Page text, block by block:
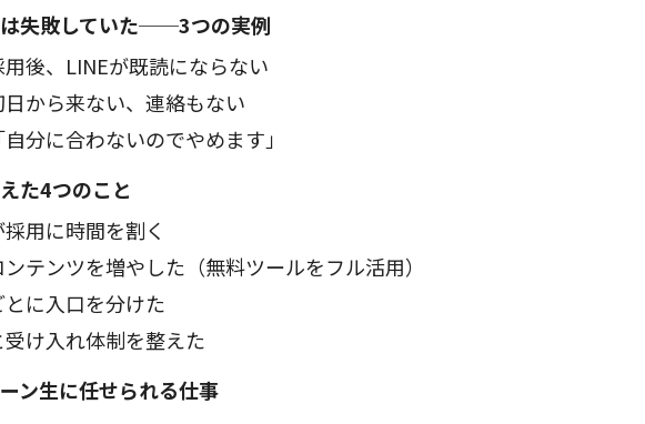
失敗していた──3つの実例
後、LINEが既読にならない
から来ない、連絡もない
分に合わないのでやめます」
た4つのこと
用に時間を割く
テンツを増やした（無料ツールをフル活用）
に入口を分けた
け入れ体制を整えた
ン生に任せられる仕事